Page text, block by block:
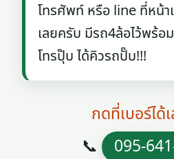
โทรศัพท์ หรือ line ที่หน้าเ
เลยครับ มีรถ4ล้อไว้พร้อ
โทรปุ๊บ ได้คิวรถปั๊บ!!!
กดที่เบอร์ได้
📞 095-